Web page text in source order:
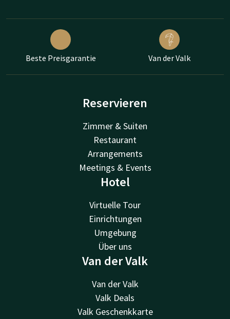
Beste Preisgarantie Van der Valk
Reservieren
Zimmer & Suiten
Restaurant
Arrangements
Meetings & Events
Hotel
Virtuelle Tour
Einrichtungen
Umgebung
Über uns
Van der Valk
Van der Valk
Valk Deals
Valk Geschenkkarte